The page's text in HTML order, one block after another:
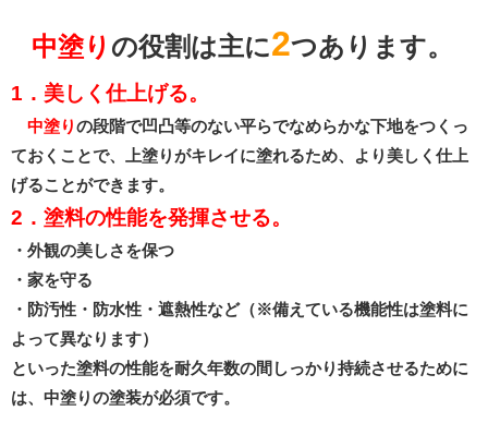
中塗り の役割は主に2つあります。
1．美しく仕上げる。
中塗りの段階で凹凸等のない平らでなめらかな下地をつくっ
ておくことで、上塗りがキレイに塗れるため、より美しく仕上
げることができます。
2．塗料の性能を発揮させる。
・外観の美しさを保つ
・家を守る
・防汚性・防水性・遮熱性など（※備えている機能性は塗料に
よって異なります）
といった塗料の性能を耐久年数の間しっかり持続させるために
は、中塗りの塗装が必須です。